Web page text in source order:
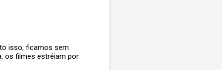
isso, ficamos sem
os filmes estréiam por